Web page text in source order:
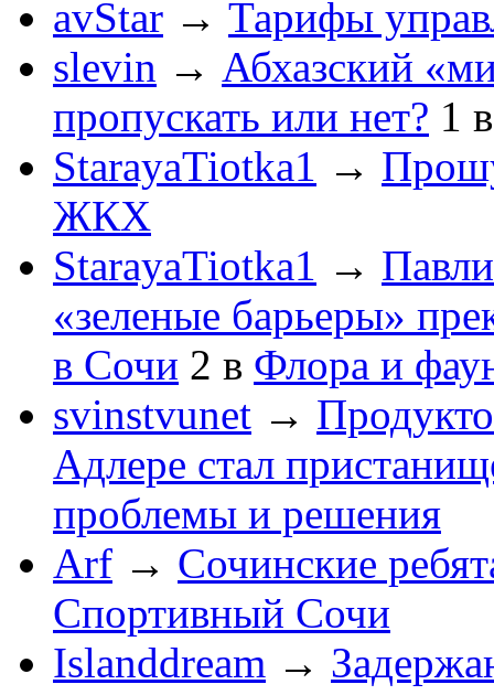
avStar → Тарифы
slevin → Абхазский
пропускать или нет? 1
StarayaTiotka1 →
ЖКХ
StarayaTiotka1 →
«зеленые барьеры»
в Сочи 2 в Флора и
svinstvunet →
Адлере стал
проблемы и решения
Arf → Сочинские
Спортивный Сочи
Islanddream →